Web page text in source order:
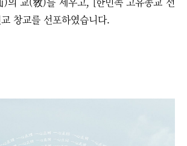
창교를 선포하였습니다.